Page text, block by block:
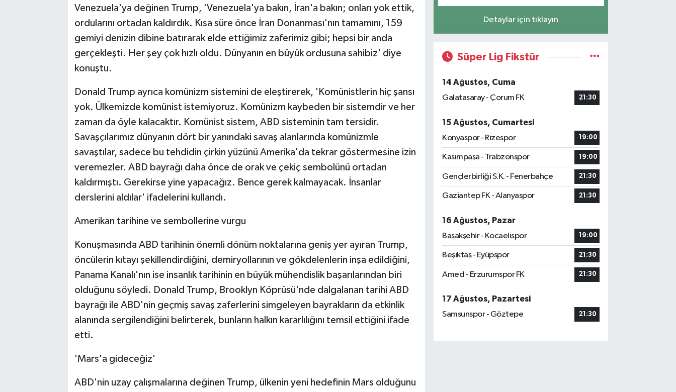
Venezuela'ya değinen Trump, 'Venezuela'ya bakın, İran'a bakın; onları yok ettik,
ordularını ortadan kaldırdık. Kısa süre önce İran Donanması'nın tamamını, 159
gemiyi denizin dibine batırarak elde ettiğimiz zaferimiz gibi; hepsi bir anda
gerçekleşti. Her şey çok hızlı oldu. Dünyanın en büyük ordusuna sahibiz' diye
konuştu.
Donald Trump ayrıca komünizm sistemini de eleştirerek, 'Komünistlerin hiç şansı
yok. Ülkemizde komünist istemiyoruz. Komünizm kaybeden bir sistemdir ve her
zaman da öyle kalacaktır. Komünist sistem, ABD sisteminin tam tersidir.
Savaşçılarımız dünyanın dört bir yanındaki savaş alanlarında komünizmle
savaştılar, sadece bu tehdidin çirkin yüzünü Amerika'da tekrar göstermesine izin
veremezler. ABD bayrağı daha önce de orak ve çekiç sembolünü ortadan
kaldırmıştı. Gerekirse yine yapacağız. Bence gerek kalmayacak. İnsanlar
derslerini aldılar' ifadelerini kullandı.
Amerikan tarihine ve sembollerine vurgu
Konuşmasında ABD tarihinin önemli dönüm noktalarına geniş yer ayıran Trump,
öncülerin kıtayı şekillendirdiğini, demiryollarının ve gökdelenlerin inşa edildiğini,
Panama Kanalı'nın ise insanlık tarihinin en büyük mühendislik başarılarından biri
olduğunu söyledi. Donald Trump, Brooklyn Köprüsü'nde dalgalanan tarihi ABD
bayrağı ile ABD'nin geçmiş savaş zaferlerini simgeleyen bayrakların da etkinlik
alanında sergilendiğini belirterek, bunların halkın kararlılığını temsil ettiğini ifade
etti.
'Mars'a gideceğiz'
ABD'nin uzay çalışmalarına değinen Trump, ülkenin yeni hedefinin Mars olduğunu
Detaylar için tıklayın
Süper Lig Fikstür
14 Ağustos, Cuma
Galatasaray - Çorum FK
21:30
15 Ağustos, Cumartesi
Konyaspor - Rizespor
19:00
Kasımpaşa - Trabzonspor 19:00
Gençlerbirliği S.K. - Fenerbahçe 21:30
Gaziantep FK - Alanyaspor 21:30
16 Ağustos, Pazar
Başakşehir - Kocaelispor
19:00
Beşiktaş - Eyüpspor 21:30
Amed - Erzurumspor FK 21:30
17 Ağustos, Pazartesi
Samsunspor - Göztepe
21:30